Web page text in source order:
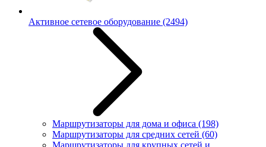
Активное сетевое оборудование (2494)
Маршрутизаторы для дома и офиса (198)
Маршрутизаторы для средних сетей (60)
Маршрутизаторы для крупных сетей и